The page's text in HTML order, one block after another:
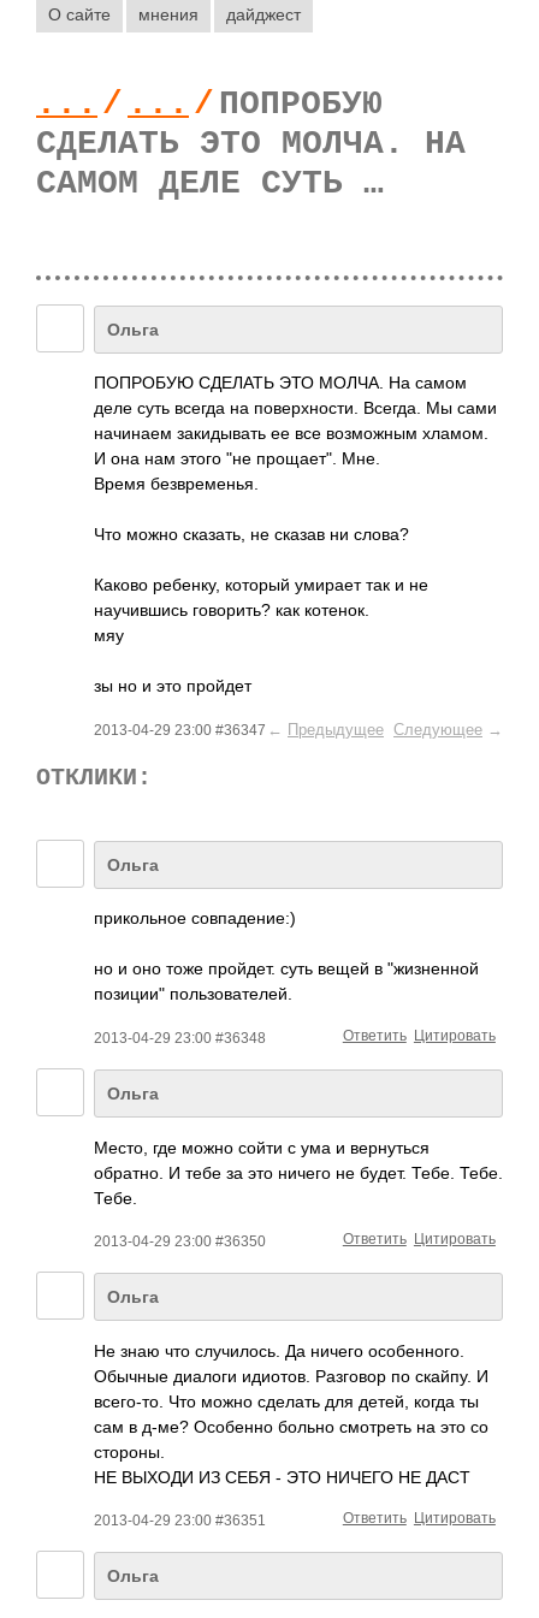
О сайте мнения дайджест
... / ... / ПОПРОБУЮ
СДЕЛАТЬ ЭТО МОЛЧА. НА
САМОМ ДЕЛЕ СУТЬ …
Ольга
ПОПРОБУЮ СДЕЛАТЬ ЭТО МОЛЧА. На самом
деле суть всегда на поверхности. Всегда. Мы сами
начинаем закидывать ее все возможным хламом.
И она нам этого "не прощает". Мне.
Время безвременья.
Что можно сказать, не сказав ни слова?
Каково ребенку, который умирает так и не
научившись говорить? как котенок.
мяу
зы но и это пройдет
2013-04-29 23:00 #36347 ← Предыдущее Следующее →
ОТКЛИКИ:
Ольга
прикольное совпадение:)
но и оно тоже пройдет. суть вещей в "жизненной
позиции" пользователей.
2013-04-29 23:00 #36348 Цитировать
Ответить
Ольга
Место, где можно сойти с ума и вернуться
обратно. И тебе за это ничего не будет. Тебе. Тебе.
Тебе.
2013-04-29 23:00 #36350 Цитировать
Ответить
Ольга
Не знаю что случилось. Да ничего особенного.
Обычные диалоги идиотов. Разговор по скайпу. И
всего-то. Что можно сделать для детей, когда ты
сам в д-ме? Особенно больно смотреть на это со
стороны.
НЕ ВЫХОДИ ИЗ СЕБЯ - ЭТО НИЧЕГО НЕ ДАСТ
2013-04-29 23:00 #36351 Цитировать
Ответить
Ольга